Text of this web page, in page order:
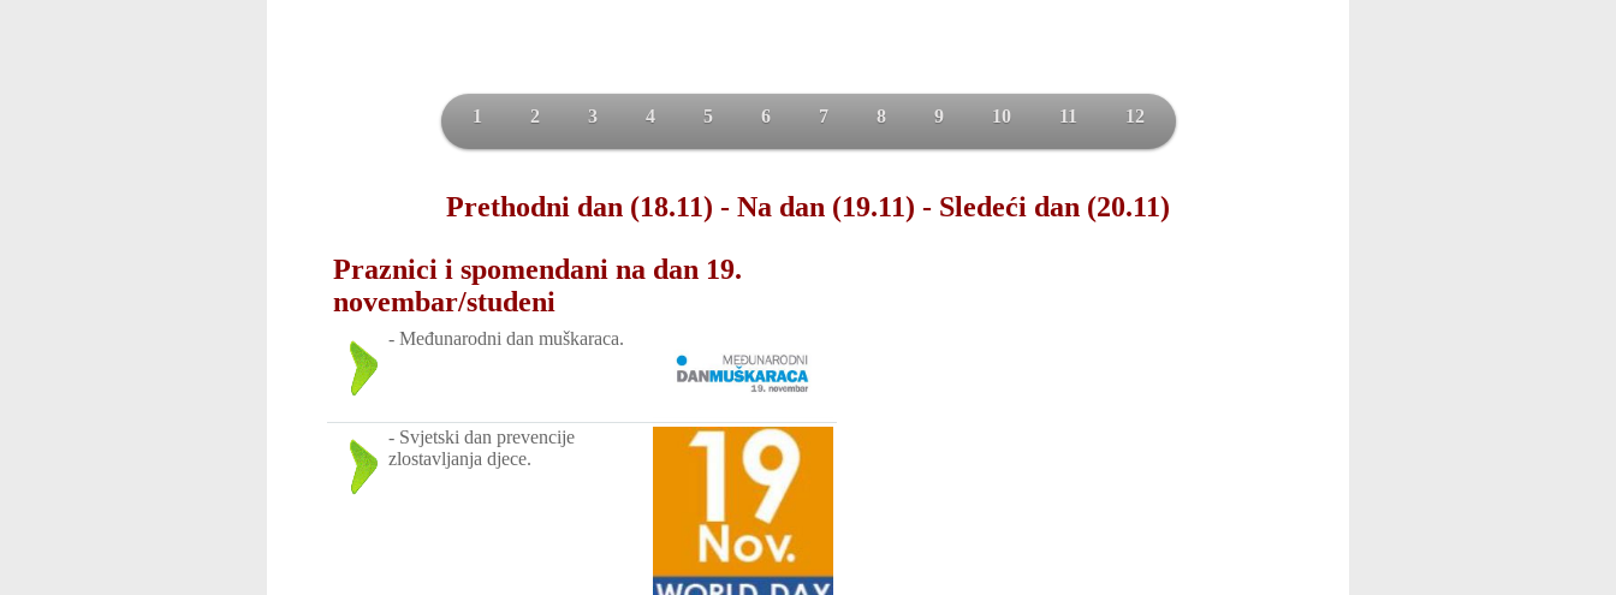
1 2 3 4 5 6 7 8 9 10 11 12
Prethodni dan (18.11) - Na dan (19.11) - Sledeći dan (20.11)
Praznici i spomendani na dan 19.
novembar/studeni
- Međunarodni dan muškaraca.
- Svjetski dan prevencije
zlostavljanja djece.